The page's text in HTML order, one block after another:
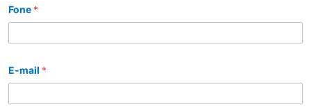
Fone *
E-mail *